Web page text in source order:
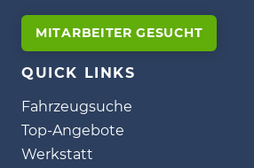
MITARBEITER GESUCHT
QUICK LINKS
Fahrzeugsuche
Top-Angebote
Werkstatt